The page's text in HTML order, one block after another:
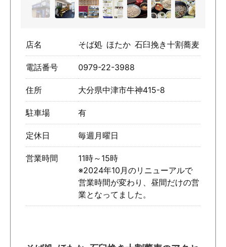
店名 そば処 ほたか 石臼挽き十割蕎麦
電話番号 0979-22-3988
住所 大分県中津市牛神415-8
駐車場 有
定休日 毎週月曜日
営業時間
11時～15時
※2024年10月のリニューアルで
営業時間が変わり、昼間だけの営
業となってました。